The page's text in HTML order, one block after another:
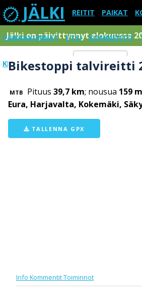
JÄLKI REITIT PAIKAT
PAIKKAKUNNAT ETSI KOMMENTIT
KIRJAUDU SISÄÄN Menu
Jälki on päivittynnyt elokuussa
Bikestoppi talvireitti
MTB Pituus 39,7 km; nousua 159 m
Eura, Harjavalta, Kokemäki,
TALLENNA GPX
Info KommentitToiminnot